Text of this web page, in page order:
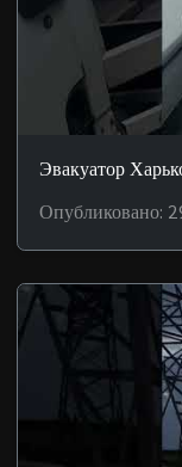
Эвакуатор
Опубликовано: